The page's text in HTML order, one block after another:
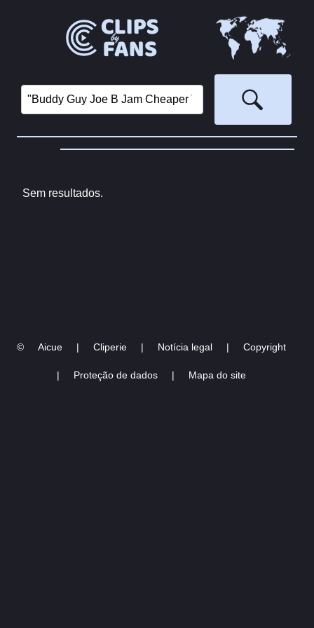
Sem resultados.
© Aicue | Cliperie | Notícia legal | Copyright
| Proteção de dados | Mapa do site